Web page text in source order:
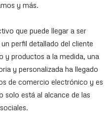
y más.
que puede llegar a ser
perfil detallado del cliente
y productos a la medida, una
y personalizada ha llegado
de comercio electrónico y es
solo está al alcance de las